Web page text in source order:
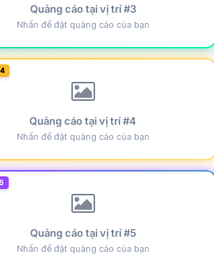
Quảng cáo tại vị trí #3
Nhấn để đặt quảng cáo của bạn
Quảng cáo tại vị trí #4
Nhấn để đặt quảng cáo của bạn
Quảng cáo tại vị trí #5
Nhấn để đặt quảng cáo của bạn